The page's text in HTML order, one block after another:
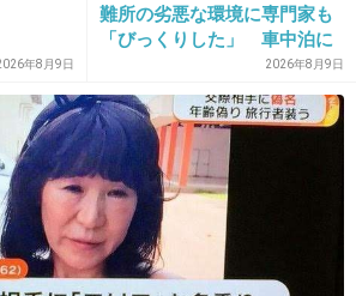
ットの方が見たいわ。
+1227 -28
年8月9日
難所の劣悪な環境に専門家も
「びっくりした」 車中泊に
もリスクが 「熱したフライ
パンに飛び込むようなもの」
2026年8月9日